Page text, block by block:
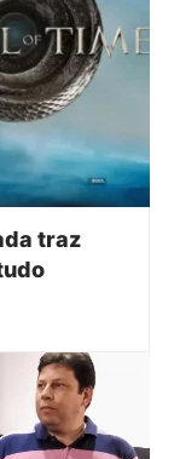
traz